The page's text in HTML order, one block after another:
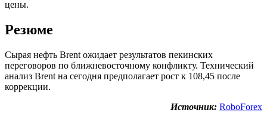
цены.
Резюме
Сырая нефть Brent ожидает результатов пекинских
переговоров по ближневосточному конфликту. Технический
анализ Brent на сегодня предполагает рост к 108,45 после
коррекции.
Источник: RoboForex